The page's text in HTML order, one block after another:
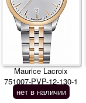
Maurice Lacroix
751007-PVP-12-130-1
нет в наличии